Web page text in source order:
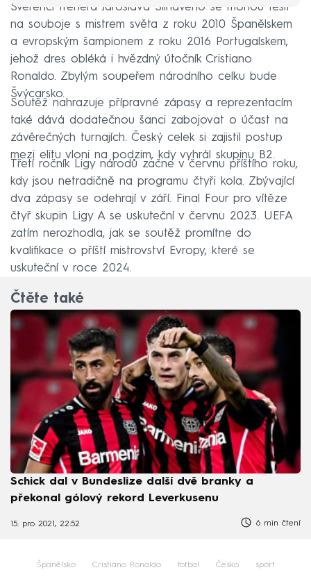
Svěřenci trenéra Jaroslava Šilhavého se mohou těšit
na souboje s mistrem světa z roku 2010 Španělskem
a evropským šampionem z roku 2016 Portugalskem,
jehož dres obléká i hvězdný útočník Cristiano
Ronaldo. Zbylým soupeřem národního celku bude
Švýcarsko.
Soutěž nahrazuje přípravné zápasy a reprezentacím
také dává dodatečnou šanci zabojovat o účast na
závěrečných turnajích. Český celek si zajistil postup
mezi elitu vloni na podzim, kdy vyhrál skupinu B2.
Třetí ročník Ligy národů začne v červnu příštího roku,
kdy jsou netradičně na programu čtyři kola. Zbývající
dva zápasy se odehrají v září. Final Four pro vítěze
čtyř skupin Ligy A se uskuteční v červnu 2023. UEFA
zatím nerozhodla, jak se soutěž promítne do
kvalifikace o příští mistrovství Evropy, které se
uskuteční v roce 2024.
Čtěte také
Schick dal v Bundeslize další dvě branky a
překonal gólový rekord Leverkusenu
15. pro 2021, 22:52 6 min čtení
Španělsko Cristiano Ronaldo fotbal Česko sport